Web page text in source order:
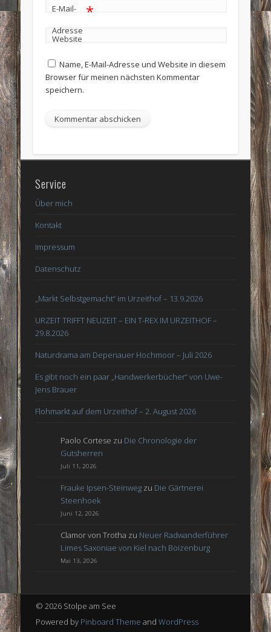
E-Mail-
Adresse
*
Website
Name, E-Mail-Adresse und Website in diesem
Browser für meinen nächsten Kommentar
speichern.
Service
Über mich
Kontakt
Impressum
Datenschutz
„Markt Selbstgemacht“ im Urzeithof – 13.9.2026
URZEIT TRIFFT NEUZEIT – EIN T-REX IM URZEITHOF –
29.8.2026
Naturdrama am Depenauer Hochmoor – Juli 2026
Es gibt noch ein paar „Handwerkerbücher“ von Uwe-
Jens Brauer
Flohmarkt auf dem Urzeithof – 2. August 2026
Paolo Cortese zu Die Chronologie der
Gutsherren
Juli 11, 2026
Frauke Ipsen-Steinweg zu Die Gärtnerei
Steenhoek
Juni 12, 2026
Clamor von Trotha zu Neuer Radwanderführer
Limes Saxoniae von Kiel nach Boizenburg
Mai 13, 2026
© 2026 Stolpe am See
Powered by Pinboard Theme and WordPress